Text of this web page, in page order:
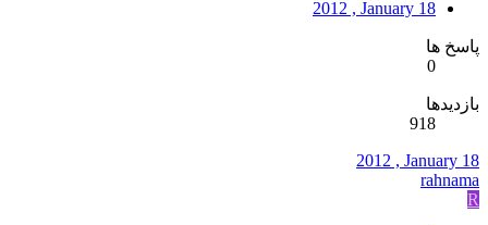
2012 , January 18
پاسخ ها
0
بازدیدها
918
2012 , January 18
rahnama
R